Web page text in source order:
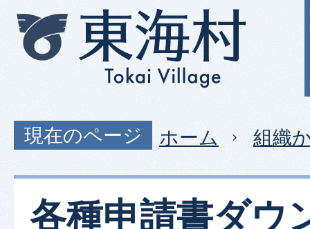
現在のページ ホーム 組織
各種申請書ダウ